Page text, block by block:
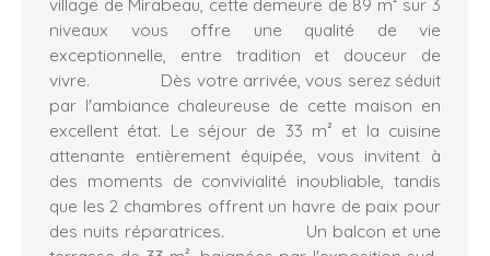
niveaux vous offre une qualité de vie
exceptionnelle, entre tradition et douceur de
vivre. Dès votre arrivée, vous serez séduit
par l'ambiance chaleureuse de cette maison en
excellent état. Le séjour de 33 m² et la cuisine
attenante entièrement équipée , vous invitent à
des moments de convivialité inoubliable, tandis
que les2 chambres offrent un havre de paix pour
des nuits réparatrices. Un balcon et une